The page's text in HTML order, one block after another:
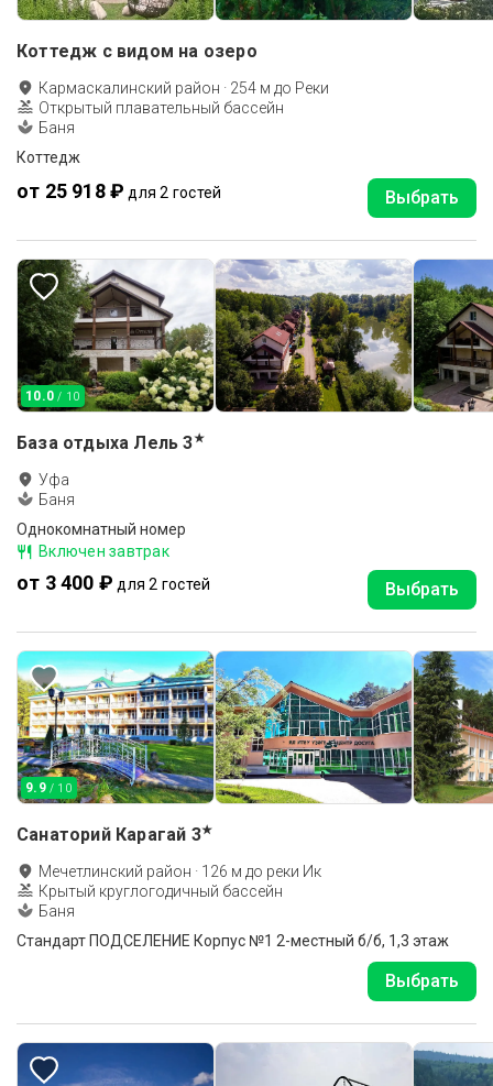
Коттедж с видом на озеро
Кармаскалинский район · 254 м до Реки
Открытый плавательный бассейн
Баня
Коттедж
от 25 918 ₽ для 2 гостей Выбрать
10.0 / 10
База отдыха Лель 3★
Уфа
Баня
Однокомнатный номер
Включен завтрак
от 3 400 ₽ для 2 гостей Выбрать
9.9 / 10
Санаторий Карагай 3★
Мечетлинский район · 126 м до реки Ик
Крытый круглогодичный бассейн
Баня
Стандарт ПОДСЕЛЕНИЕ Корпус №1 2-местный б/б, 1,3 этаж
Выбрать